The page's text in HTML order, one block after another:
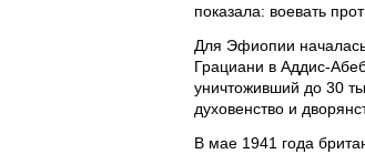
показала: воевать
Для Эфиопии
Грациани в Аддис-
уничтоживший до 30
духовенство и
В мае 1941 года